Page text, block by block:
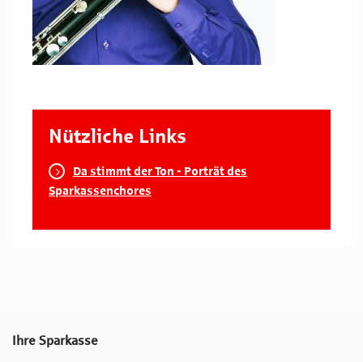
Nützliche Links
Da stimmt der Ton - Porträt des
Sparkassenchores
Ihre Sparkasse